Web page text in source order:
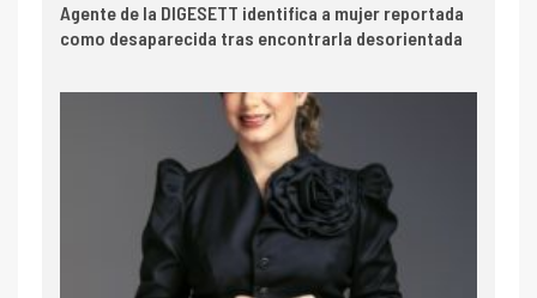
Agente de la DIGESETT identifica a mujer reportada
como desaparecida tras encontrarla desorientada